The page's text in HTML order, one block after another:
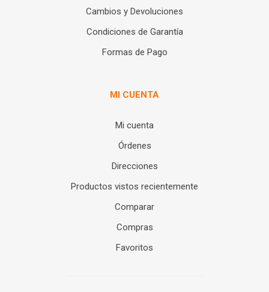
Cambios y Devoluciones
Condiciones de Garantía
Formas de Pago
MI CUENTA
Mi cuenta
Órdenes
Direcciones
Productos vistos recientemente
Comparar
Compras
Favoritos